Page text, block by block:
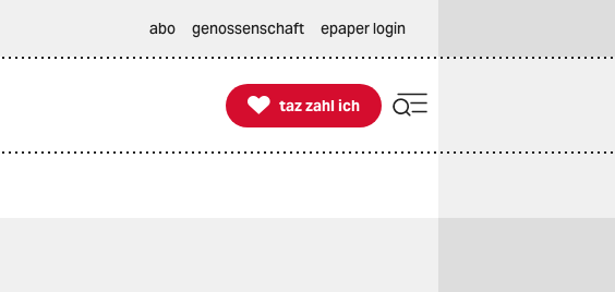
abo genossenschaft epaper login

taz zahl ich
taz zahl ich